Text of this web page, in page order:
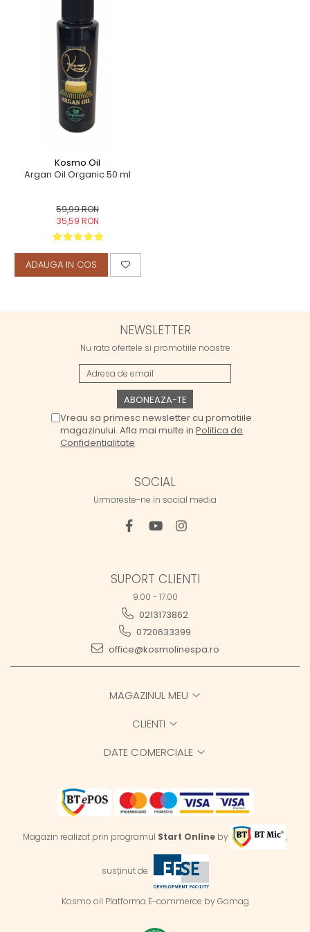
THAILANDEZ (LOMI-LOMI)
Kosmo Oil
Argan Oil Organic 50 ml
59,99 RON
35,59 RON
ADAUGA IN COS
NEWSLETTER
Nu rata ofertele si promotiile noastre
Vreau sa primesc newsletter cu promotiile
magazinului. Afla mai multe in Politica de
Confidentialitate
SOCIAL
Urmareste-ne in social media
SUPORT CLIENTI
9.00 - 17.00
0213173862
0720633399
office@kosmolinespa.ro
MAGAZINUL MEU
CLIENTI
DATE COMERCIALE
Magazin realizat prin programul Start Online by ,
susținut de
Kosmo oil Platforma E-commerce by Gomag